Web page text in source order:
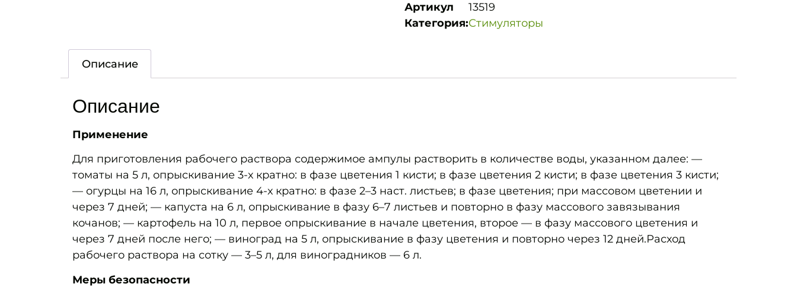
Артикул
13519
Категория:Стимуляторы
Описание
Описание
Применение
Для приготовления рабочего раствора со­дер­жимое ампулы растворить в количестве воды, указанном далее: —
томаты на 5 л, опрыскивание 3-х кратно: в фазе цветения 1 кисти; в фазе цветения 2 кисти; в фазе цветения 3 кисти;
— огурцы на 16 л, опрыскивание 4-х кратно: в фазе 2–3 наст. листьев; в фазе цветения; при массовом цветении и
через 7 дней; — капуста на 6 л, опрыскивание в фазу 6–7 листьев и повторно в фазу массового завязывания
кочанов; — картофель на 10 л, первое опрыскивание в начале цве­те­ния, второе — в фазу массового цветения и
через 7 дней после него; — виноград на 5 л, опрыскивание в фазу цветения и повторно через 12 дней.Расход
рабочего раствора на сотку — 3–5 л, для вино­град­ников — 6 л.
Меры безопасности